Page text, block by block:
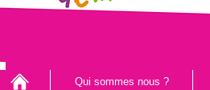
. Qui sommes nous ?